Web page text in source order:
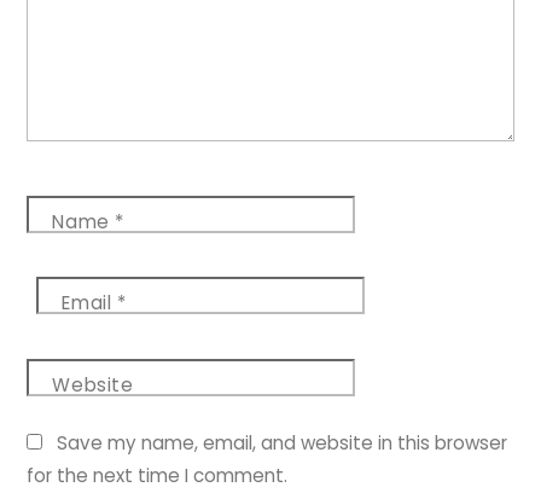
Name *
Email *
Website
Save my name, email, and website in this browser
for the next time I comment.